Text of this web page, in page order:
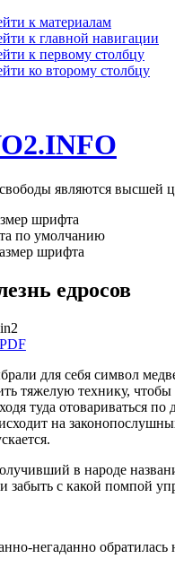
к материалам
к главной навигации
к первому столбцу
ко второму столбцу
являются высшей
едросов
для себя символ
тяжелую технику,
туда отовариваться
на
в народе
с какой помпой
негаданно